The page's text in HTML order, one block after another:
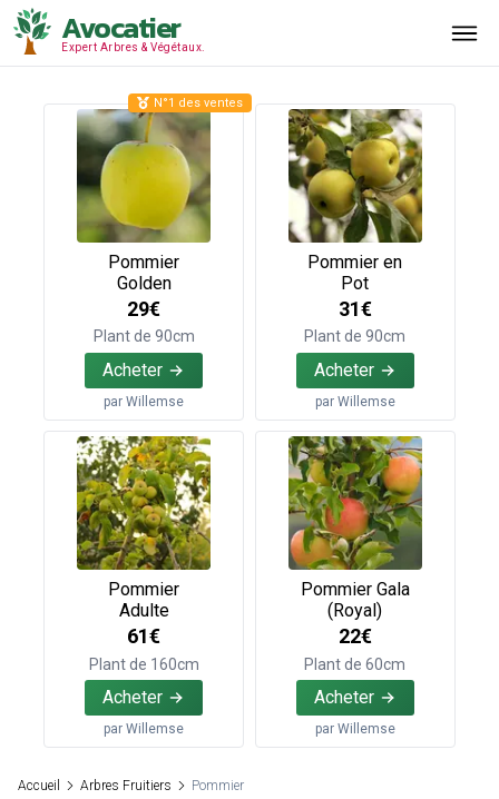
Avocatier
Expert Arbres & Végétaux.
Pommier
Golden
29€
Plant de 90cm
Acheter
parWillemse
N°1 des ventes
Pommier en
Pot
31€
Plant de 90cm
Acheter
par Willemse
Pommier
Adulte
61€
Plant de 160cm
Acheter
parWillemse
Pommier Gala
(Royal)
22€
Plant de 60cm
Acheter
par Willemse
Accueil Arbres Fruitiers Pommier